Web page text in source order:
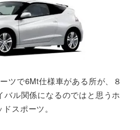
ツで6Mt仕様車がある所が、８
バル関係になるのではと思うホ
スポーツ。